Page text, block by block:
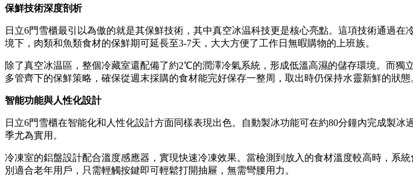
保鮮技術深度剖析
日立6門雪櫃最引以為傲的就是其保鮮技術，其中真空冰温科技更是核心亮點。這項技術通過
境下，肉類和魚類食材的保鮮期可延長至3-7天，大大方便了工作日無暇購物的上班族。
除了真空冰温區，整個冷藏室還配備了約2℃的潤澤冷氣系統，形成低溫高濕的儲存環境。而
多管齊下的保鮮策略，確保從週末採購的食材能完好保存一整周，取出時仍保持水靈新鮮的狀態
智能功能與人性化設計
日立6門雪櫃在智能化和人性化設計方面同樣表現出色。自動製冰功能可在約80分鐘內完成製
季尤為實用。
冷凍室的鋁盤設計配合溫度感應器，實現快速冷凍效果。當檢測到放入的食材溫度較高時，系
別適合老年用戶，只需輕觸按鍵即可輕鬆打開抽屜，無需彎腰用力。